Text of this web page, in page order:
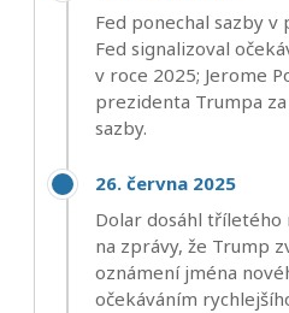
Fed ponechal sazby v
Fed signalizoval
v roce 2025; Jerome
prezidenta Trumpa
sazby.
26. června 2025
Dolar dosáhl
na zprávy, že Trump
oznámení jména
očekáváním